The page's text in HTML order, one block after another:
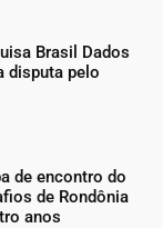
Brasil Dados
disputa pelo
de encontro do
de Rondônia
anos